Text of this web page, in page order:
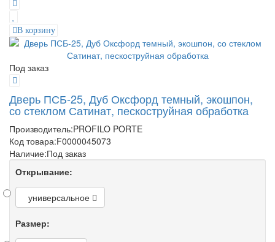
В корзину
Под заказ
Дверь ПСБ-25, Дуб Оксфорд темный, экошпон,
со стеклом Сатинат, пескоструйная обработка
Производитель:PROFILO PORTE
Код товара:F0000045073
Наличие:Под заказ
Открывание:
универсальное
Размер: